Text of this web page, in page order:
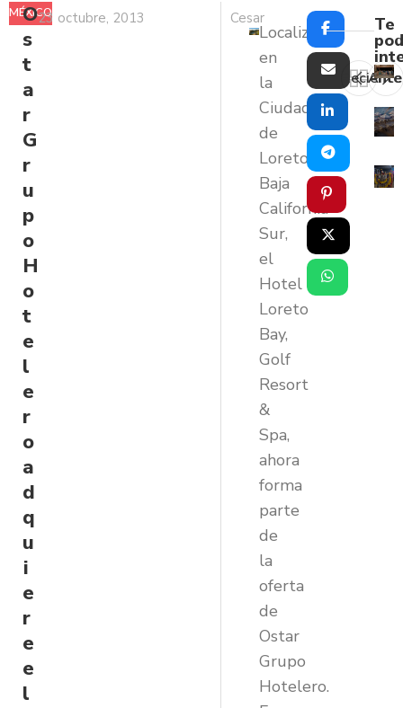
MÉXICO
O
s
t
a
r
G
r
u
p
o
H
o
t
e
l
e
r
o
a
d
q
u
i
e
r
e
e
l
23 octubre, 2013 Cesar
Localizado
en
la
Ciudad
de
Loreto,
Baja
California
Sur,
el
Hotel
Loreto
Bay,
Golf
Resort
&
Spa,
ahora
forma
parte
de
la
oferta
de
Ostar
Grupo
Hotelero.
Reciente
Te